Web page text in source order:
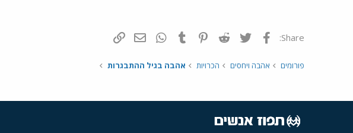
Share: פייסבוק Twitter
Reddit
Pinterest
Tumblr
WhatsAppדואר אלקטרוני
פורומים אהבה ויחסים הכרויות אהבה בגיל ההתבגרות